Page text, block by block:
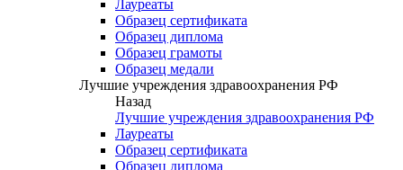
Лауреаты
Образец сертификата
Образец диплома
Образец грамоты
Образец медали
Лучшие учреждения здравоохранения РФ
Назад
Лучшие учреждения здравоохранения РФ
Лауреаты
Образец сертификата
Образец диплома